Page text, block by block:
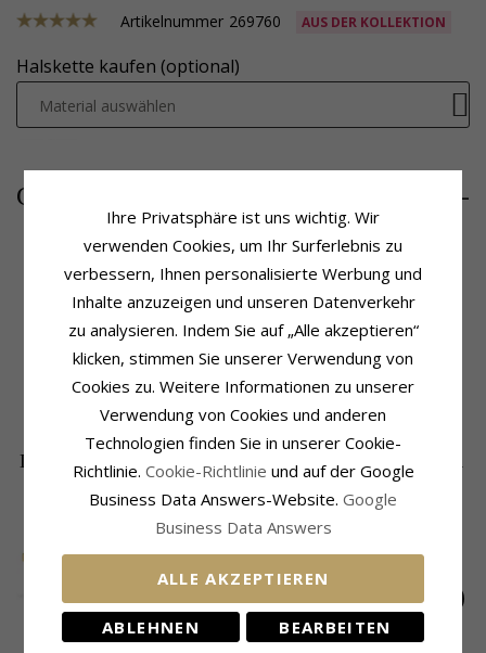
Artikelnummer 269760 AUS DER KOLLEKTION
Halskette kaufen (optional)
Material auswählen
CHANTI Preis 9,-
Produktinformation
Form:Kreuz
Anhänger:Anhänger
Metall:Stahl
Fassung
Breite: 20 mm
Lieferzeit: 4-5 Werktage
DIE BELIEBTESTEN PRODUKTE IN DER
SALE 30%
Ihre Privatsphäre ist uns wichtig. Wir
verwenden Cookies, um Ihr Surferlebnis zu
verbessern, Ihnen personalisierte Werbung und
Inhalte anzuzeigen und unseren Datenverkehr
zu analysieren. Indem Sie auf „Alle akzeptieren“
klicken, stimmen Sie unserer Verwendung von
Cookies zu. Weitere Informationen zu unserer
Verwendung von Cookies und anderen
Technologien finden Sie in unserer Cookie-
Richtlinie. Cookie-Richtlinie und auf der Google
Business Data Answers-Website. Google
Business Data Answers
ALLE AKZEPTIEREN
ABLEHNEN BEARBEITEN